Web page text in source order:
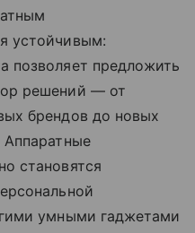
устойчивым:
позволяет предложить
решений — от
брендов до новых
Аппаратные
становятся
умными гаджетами